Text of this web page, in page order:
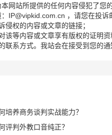
网站所提供的任何内容侵犯了您
IP@vipkid.com.cn ，请您在投诉
侵权的内容或文章的链接；
该等内容或文章享有版权的证明资
联系方式。我站会在接受到您的
培养商务谈判实战能力？
评判外教口音纯正？